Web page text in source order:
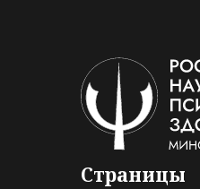
Страницы